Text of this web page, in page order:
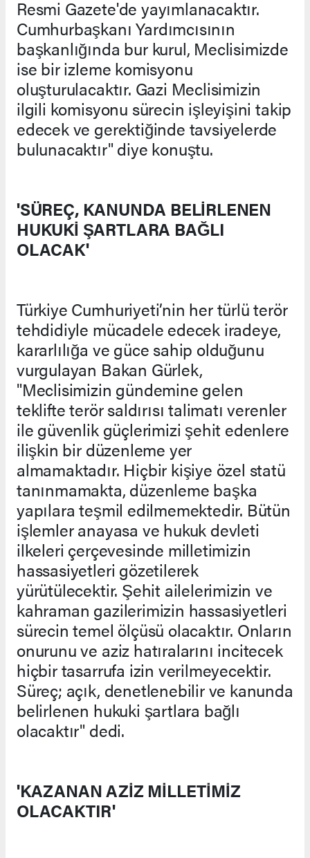
Resmi Gazete'de yayımlanacaktır.
Cumhurbaşkanı Yardımcısının
başkanlığında bur kurul, Meclisimizde
ise bir izleme komisyonu
oluşturulacaktır. Gazi Meclisimizin
ilgili komisyonu sürecin işleyişini takip
edecek ve gerektiğinde tavsiyelerde
bulunacaktır" diye konuştu.
'SÜREÇ, KANUNDA BELİRLENEN
HUKUKİ ŞARTLARA BAĞLI
OLACAK'
Türkiye Cumhuriyeti’nin her türlü terör
tehdidiyle mücadele edecek iradeye,
kararlılığa ve güce sahip olduğunu
vurgulayan Bakan Gürlek,
"Meclisimizin gündemine gelen
teklifte terör saldırısı talimatı verenler
ile güvenlik güçlerimizi şehit edenlere
ilişkin bir düzenleme yer
almamaktadır. Hiçbir kişiye özel statü
tanınmamakta, düzenleme başka
yapılara teşmil edilmemektedir. Bütün
işlemler anayasa ve hukuk devleti
ilkeleri çerçevesinde milletimizin
hassasiyetleri gözetilerek
yürütülecektir. Şehit ailelerimizin ve
kahraman gazilerimizin hassasiyetleri
sürecin temel ölçüsü olacaktır. Onların
onurunu ve aziz hatıralarını incitecek
hiçbir tasarrufa izin verilmeyecektir.
Süreç; açık, denetlenebilir ve kanunda
belirlenen hukuki şartlara bağlı
olacaktır" dedi.
'KAZANAN AZİZ MİLLETİMİZ
OLACAKTIR'